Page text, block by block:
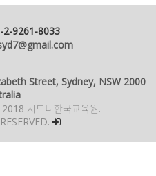
2-9261-8033
Street, Sydney, NSW 2000
시드니한국교육원.